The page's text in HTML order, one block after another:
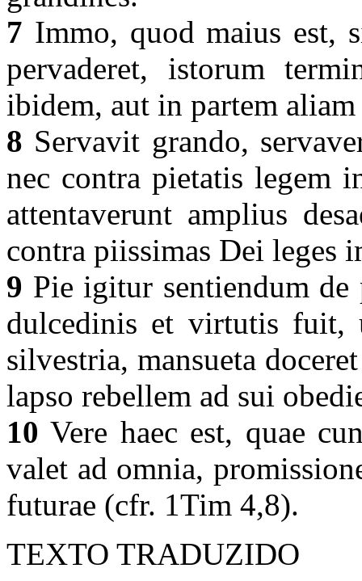
7 Immo, quod maius est,
pervaderet, istorum
ibidem, aut in partem
8 Servavit grando,
nec contra pietatis legem
attentaverunt amplius
contra piissimas Dei leges
9 Pie igitur sentiendum
dulcedinis et virtutis fuit,
silvestria, mansueta
lapso rebellem ad sui
10 Vere haec est, quae
valet ad omnia,
futurae (cfr. 1Tim 4,8).
TEXTO TRADUZIDO